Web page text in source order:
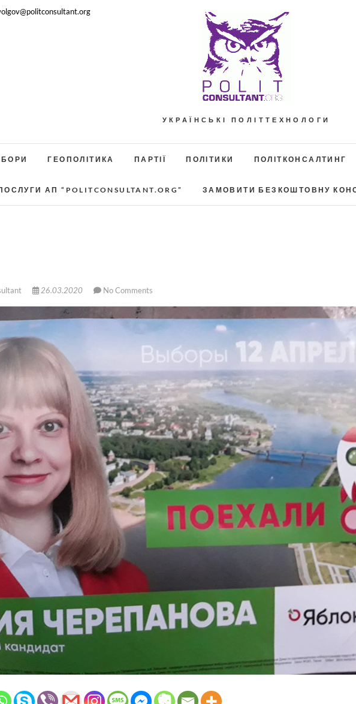
УКРАЇНСЬКІ ПОЛІТТЕХНОЛОГИ
ГЕОПОЛІТИКА ПАРТІЇ ПОЛІТИКИ ПОЛІТКОНСАЛТИНГ
АП “POLITCONSULTANT.ORG” ЗАМОВИТИ БЕЗКОШТОВНУ
26.03.2020 No Comments